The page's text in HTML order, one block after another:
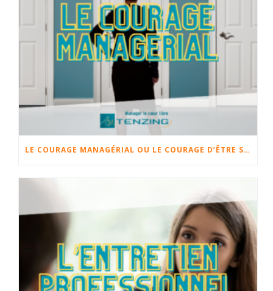
LE COURAGE MANAGÉRIAL OU LE COURAGE D’ÊTRE SOI